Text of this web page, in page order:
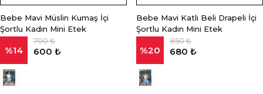
Bebe Mavi Müslin Kumaş İçi
Şortlu Kadın Mini Etek
%14
700 ₺
600 ₺
Bebe Mavi Katlı Beli Drapeli İçi
Şortlu Kadın Mini Etek
%20
850 ₺
680 ₺